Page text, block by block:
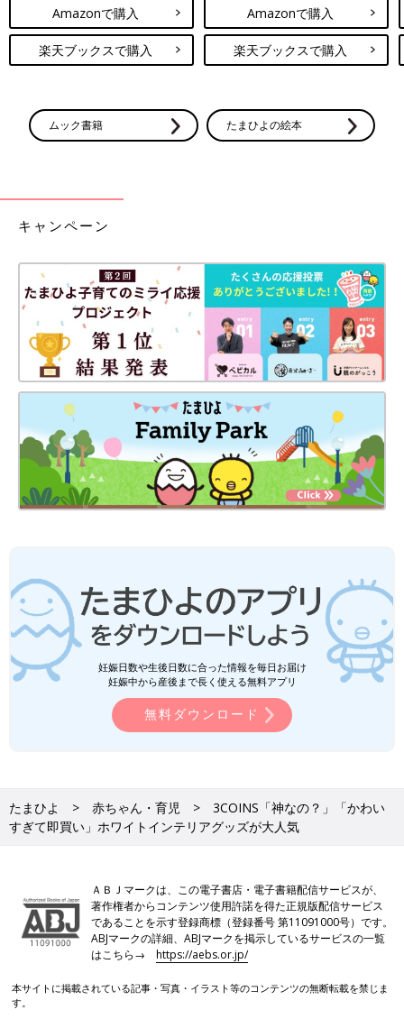
Amazonで購入
楽天ブックスで購入
Amazonで購入
楽天ブックスで購入
ムック書籍 たまひよの絵本
キャンペーン
妊娠日数や生後日数に合った情報を毎日お届け
妊娠中から産後まで長く使える無料アプリ
無料ダウンロード
たまひよ 赤ちゃん・育児
3COINS「神なの？」「かわい
すぎて即買い」ホワイトインテリアグッズが大人気
ＡＢＪマークは、この電子書店・電子書籍配信サービスが、
著作権者からコンテンツ使用許諾を得た正規版配信サービス
であることを示す登録商標（登録番号 第11091000号）です。
ABJマークの詳細、ABJマークを掲示しているサービスの一覧
はこちら→https://aebs.or.jp/
本サイトに掲載されている記事・写真・イラスト等のコンテンツの無断転載を禁じま
す。